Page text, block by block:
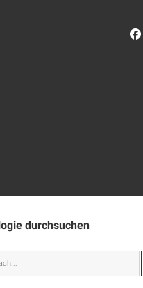
durchsuchen